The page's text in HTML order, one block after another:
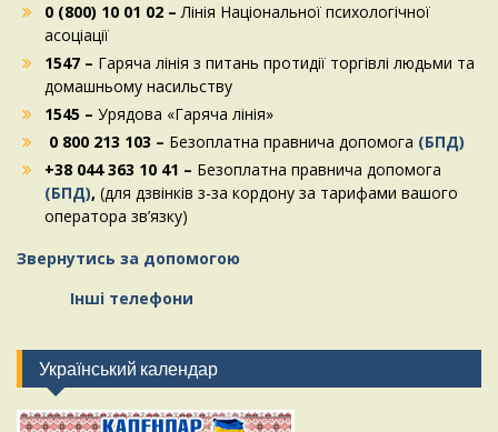
0 (800) 10 01 02 –Лінія Національної психологічної
асоціації
1547 – Гаряча лінія з питань протидії торгівлі людьми та
домашньому насильству
1545 – Урядова «Гаряча лінія»
0 800 213 103 – Безоплатна правнича допомога (БПД)
+38 044 363 10 41 – Безоплатна правнича допомога
(БПД), (для дзвінків з-за кордону за тарифами вашого
оператора зв’язку)
Звернутись за допомогою
Інші телефони
Український календар